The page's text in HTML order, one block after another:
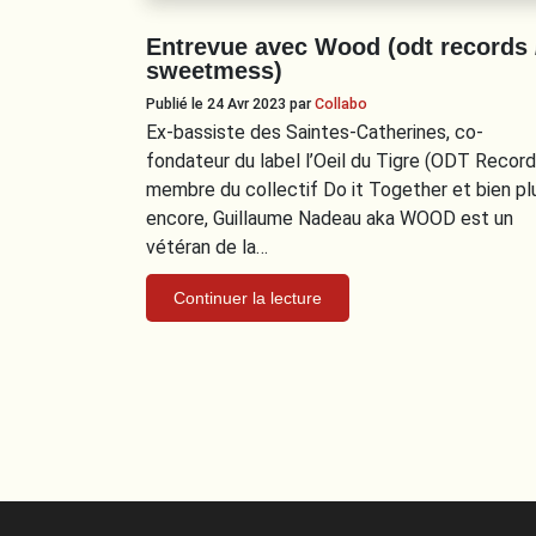
Entrevue avec Wood (odt records
sweetmess)
Publié le 24 Avr 2023 parCollabo
Ex-bassiste des Saintes-Catherines, co-
fondateur du label l’Oeil du Tigre (ODT
membre du collectif Do it Together et bien
encore, Guillaume Nadeau aka WOOD est un
vétéran de la…
Continuer la lecture